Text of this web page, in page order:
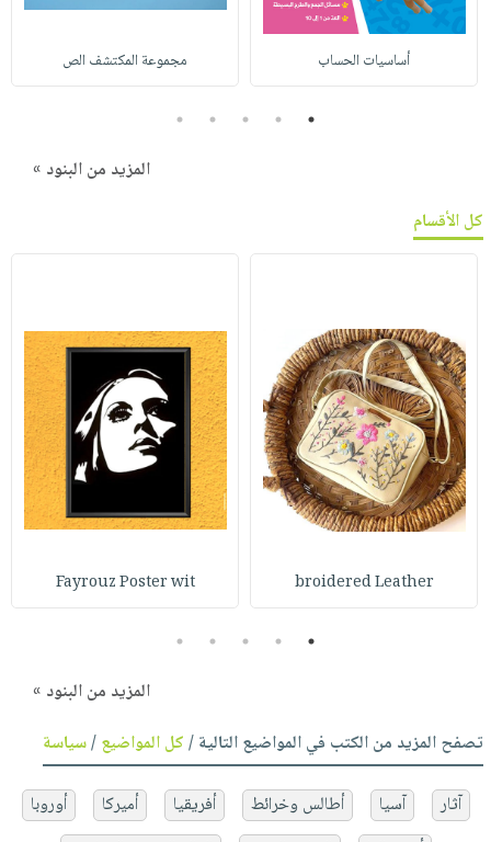
أساسيات الحساب مجموعة المكتشف الص
1
2
3
4
5
المزيد من البنود »
كل الأقسام
broidered Leather
Fayrouz Poster wit
1
2
3
4
5
المزيد من البنود »
تصفح المزيد من الكتب في المواضيع التالية /كل المواضيع/سياسة
آثار آسيا أطالس وخرائط أفريقيا أميركا
أوروبا